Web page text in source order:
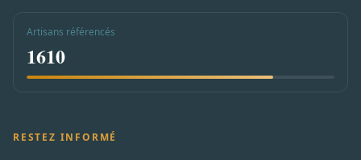
Artisans référencés
1610
RESTEZ INFORMÉ